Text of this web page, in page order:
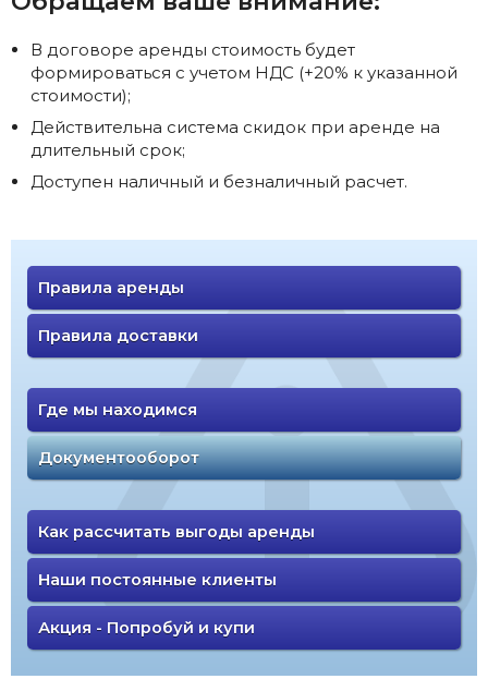
В договоре аренды стоимость будет
формироваться с учетом НДС (+20% к указанной
стоимости);
Действительна система скидок при аренде на
длительный срок;
Доступен наличный и безналичный расчет.
Правила аренды
Правила доставки
Где мы находимся
Документооборот
Как рассчитать выгоды аренды
Наши постоянные клиенты
Акция - Попробуй и купи